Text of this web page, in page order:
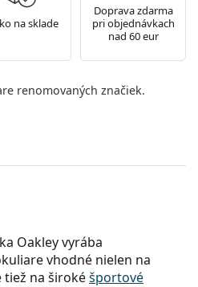
na sklade
Doprava zdarma
pri objednávkach
nad 60 eur
renomovaných značiek.
Oakley vyrába
vhodné nielen na
tiež na širokéšportové